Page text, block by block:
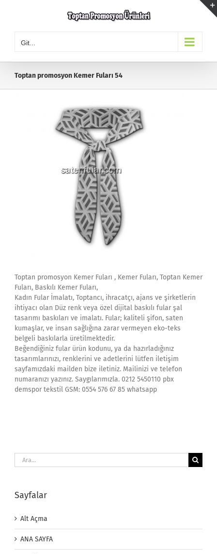
Git...
Toptan promosyon Kemer Fuları 54
Toptan promosyon Kemer Fuları , Kemer Fuları, Toptan Kemer
Fuları, Baskılı Kemer Fuları,
Kadın Fular İmalatı, Toptancı, ihracatçı, ajans ve şirketlerin
ihtiyacı olan Düz renk veya özel dijital baskılı fular şal
tasarımı baskıları ve imalatı. Fular; kaliteli şifon, saten
kumaşlar, ve insan sağlığına zarar vermeyen eko-teks
belgeli baskılarla üretilmektedir.
Beğendiğiniz fular ürün kodunu, ya da hazırladığınız
tasarımlarınızı, renklerini ve adetlerini lütfen iletişim
sayfamızdaki mailden bize iletiniz. Mailinizi ve telefon
numaranızı yazınız. Saygılarımızla. 0212 5450110 pbx
demspor tekstil GSM: 0554 576 67 85 whatsapp
Ara:
Sayfalar
Alt Açma
ANA SAYFA